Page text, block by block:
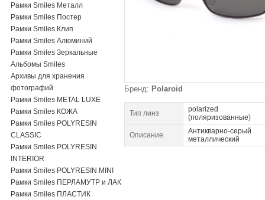
Рамки Smiles Металл
Рамки Smiles Постер
Рамки Smiles Клип
Рамки Smiles Алюминий
Рамки Smiles Зеркальные
Альбомы Smiles
Архивы для хранения
фотографий
Рамки Smiles METAL LUXE
Рамки Smiles КОЖА
Рамки Smiles POLYRESIN
CLASSIC
Рамки Smiles POLYRESIN
INTERIOR
Рамки Smiles POLYRESIN MINI
Рамки Smiles ПЕРЛАМУТР и ЛАК
Рамки Smiles ПЛАСТИК
Бренд: Polaroid
Тип линз
polarized
(поляризованные)
Описание
Антикварно-серый
металлический